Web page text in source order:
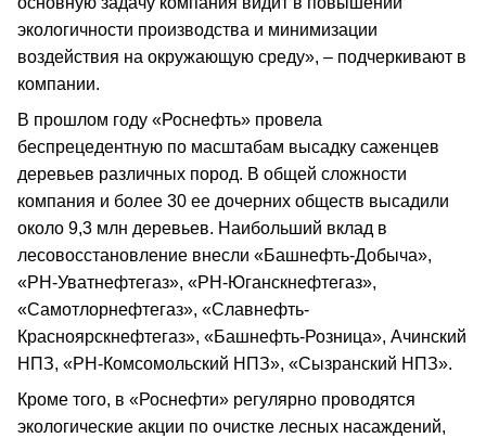
экологичности производства и минимизации
воздействия на окружающую среду», – подчеркивают в
компании.
В прошлом году «Роснефть» провела
беспрецедентную по масштабам высадку саженцев
деревьев различных пород. В общей сложности
компания и более 30 ее дочерних обществ высадили
около 9,3 млн деревьев. Наибольший вклад в
лесовосстановление внесли «Башнефть-Добыча»,
«РН-Уватнефтегаз», «РН-Юганскнефтегаз»,
«Самотлорнефтегаз», «Славнефть-
Красноярскнефтегаз», «Башнефть-Розница», Ачинский
НПЗ, «РН-Комсомольский НПЗ», «Сызранский НПЗ».
Кроме того, в «Роснефти» регулярно проводятся
экологические акции по очистке лесных насаждений,